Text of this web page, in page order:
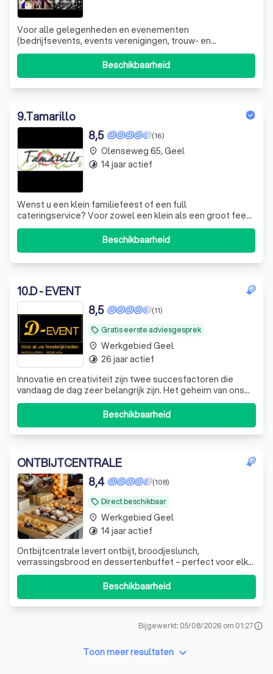
Voor alle gelegenheden en evenementen
(bedrijfsevents, events verenigingen, trouw- en
communiefeest, jubileum, receptie, brunch, tuinfeest,
barbecue, personeelsfeest, koffietafel, ...) kan u bij ons
terecht. Ook hebben we ons gespecialiseerd in het
Beschikbaarheid
9.Tamarillo
(16)
8,5
Wenst u een klein familiefeest of een full
cateringservice? Voor zowel een klein als een groot feest
bent u bij Tamarillo aan het juiste adres. We stellen
samen met u een menu op, in lijn met het thema van uw
evenement of feest. Indien u dat wenst, selecteren we
Beschikbaarheid
place Olenseweg 65, Geel
timelapse 14 jaar actief
10.D - EVENT
local_offer Gratis eerste adviesgesprek
(11)
8,5
Innovatie en creativiteit zijn twee succesfactoren die
vandaag de dag zeer belangrijk zijn. Het geheim van ons
succes zijn de ambachtelijke producten met de beste
kwaliteit met de hoogste hygiënische normen en
nauwkeurige controle. Onze klanten staan centraal, wij
vinden het dus zeer belangrijk om
Beschikbaarheid
place Werkgebied Geel
timelapse 26 jaar actief
ONTBIJTCENTRALE
local_offer Direct beschikbaar
(108)
8,4
Ontbijtcentrale levert ontbijt, broodjeslunch,
verrassingsbrood en dessertenbuffet – perfect voor elk
moment, thuis of op het werk. Bestel eenvoudig en geniet!
Beschikbaarheid
place Werkgebied Geel
timelapse 14 jaar actief
Bijgewerkt: 05/08/2026 om 01:27info
Toon meer resultaten keyboard_arrow_down